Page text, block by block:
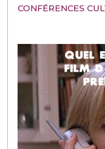
CONFÉRENCES